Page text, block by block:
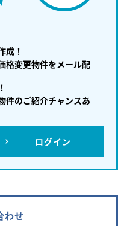
成！
格変更物件をメール配
件のご紹介チャンスあ
ログイン
わせ